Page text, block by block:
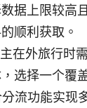
据上限较高
顺利获取。
在外旅行时
选择一个覆
流功能实现